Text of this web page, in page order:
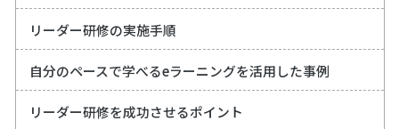
リーダー研修の実施手順
自分のペースで学べるeラーニングを活用した事例
リーダー研修を成功させるポイント